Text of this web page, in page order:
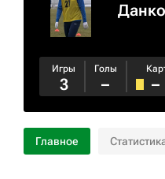
Игры
3
Голы
– –
Главное